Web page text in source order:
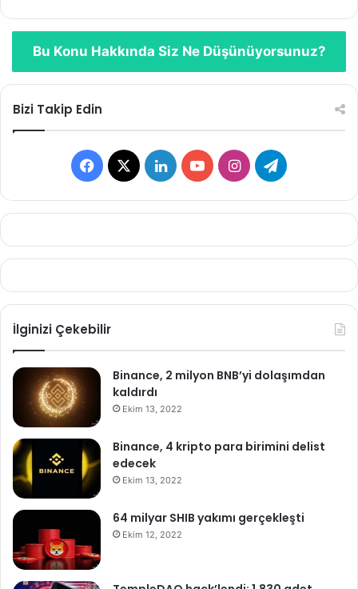
Bu Konu Hakkında Siz Ne Düşünüyorsunuz?
Bizi Takip Edin
Facebook
X LinkedInYouTubeInstagramTelegram
İlginizi Çekebilir
Binance, 2 milyon BNB’yi dolaşımdan
kaldırdı
Ekim 13, 2022
Binance, 4 kripto para birimini delist
edecek
Ekim 13, 2022
64 milyar SHIB yakımı gerçekleşti
Ekim 12, 2022